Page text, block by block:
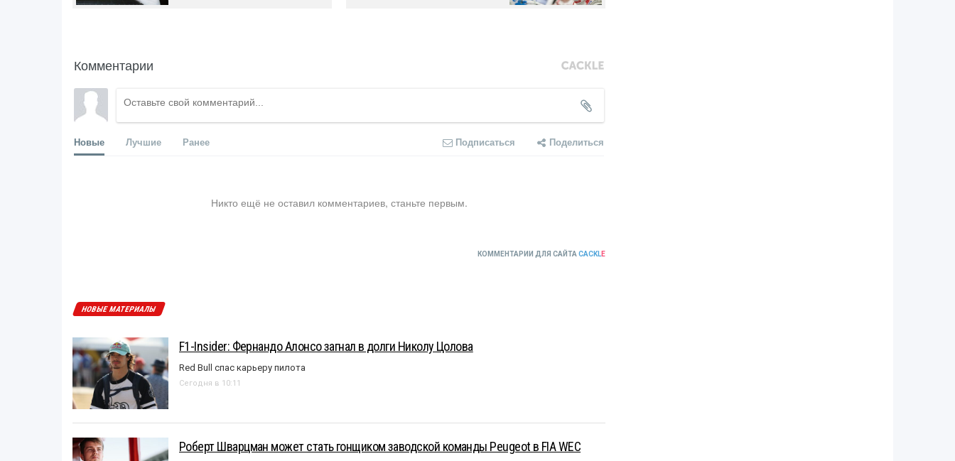
Комментарии
Новые Лучшие Ранее Подписаться Поделиться
Никто ещё не оставил комментариев, станьте первым.
КОММЕНТАРИИ ДЛЯ САЙТА CACKLE
НОВЫЕ МАТЕРИАЛЫ
F1-Insider: Фернандо Алонсо загнал в долги Николу Цолова
Red Bull спас карьеру пилота
Сегодня в 10:11
Роберт Шварцман может стать гонщиком заводской команды Peugeot в FIA WEC